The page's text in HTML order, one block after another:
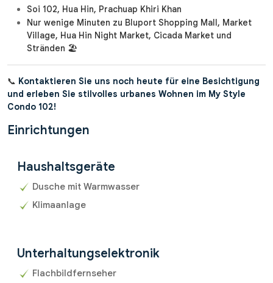
Soi 102, Hua Hin, Prachuap Khiri Khan
Nur wenige Minuten zu Bluport Shopping Mall, Market
Village, Hua Hin Night Market, Cicada Market und
Stränden 🏖️
📞 Kontaktieren Sie uns noch heute für eine Besichtigung
und erleben Sie stilvolles urbanes Wohnen im My Style
Condo 102!
Einrichtungen
Haushaltsgeräte
Dusche mit Warmwasser
Klimaanlage
Unterhaltungselektronik
Flachbildfernseher